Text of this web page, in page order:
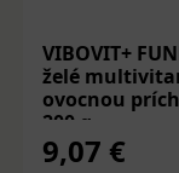
VIBOVIT+
želé
ovocnou
200 g
9,07 €